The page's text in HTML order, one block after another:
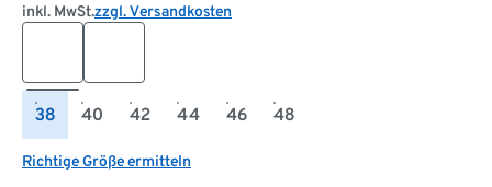
inkl. MwSt.zzgl. Versandkosten
38 40 42 44 46 48
Richtige Größe ermitteln